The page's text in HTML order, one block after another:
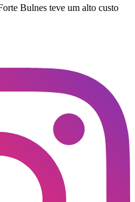
Bulnes teve um alto custo